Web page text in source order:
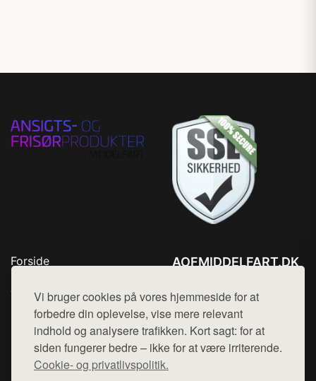
Vi bruger cookies på vores hjemmeside for at
forbedre din oplevelse, vise mere relevant
indhold og analysere trafikken. Kort sagt: for at
siden fungerer bedre – ikke for at være irriterende.
Cookie- og privatlivspolitik.
Forside
Top Rabatter
Blog
Kontakt
AOFMIDDELFART.DK
Mail: hej@want.dk
Cookie- og privatlivspolitik